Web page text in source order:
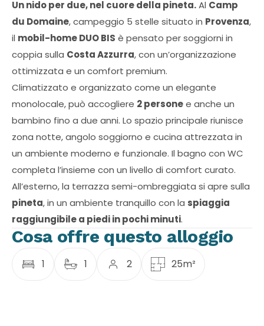
Un nido per due, nel cuore della pineta.Al Camp
du Domaine, campeggio 5 stelle situato in Provenza,
il mobil-home DUO BIS è pensato per soggiorni in
coppia sulla Costa Azzurra, con un’organizzazione
ottimizzata e un comfort premium.
Climatizzato e organizzato come un elegante
monolocale, può accogliere 2 personee anche un
bambino fino a due anni. Lo spazio principale riunisce
zona notte, angolo soggiorno e cucina attrezzata in
un ambiente moderno e funzionale. Il bagno con WC
completa l’insieme con un livello di comfort curato.
All’esterno, la terrazza semi-ombreggiata si apre sulla
pineta, in un ambiente tranquillo con la spiaggia
raggiungibile a piedi in pochi minuti.
Cosa offre questo alloggio
1 1 2 25m²